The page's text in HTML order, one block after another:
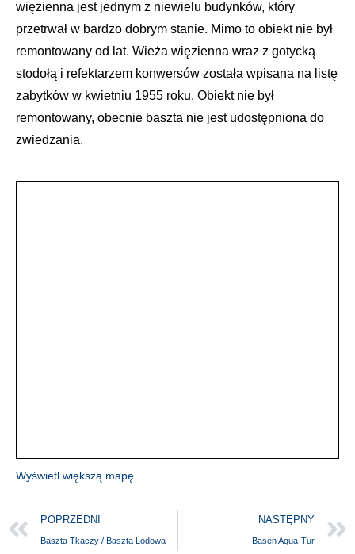
więzienna jest jednym z niewielu budynków, który
przetrwał w bardzo dobrym stanie. Mimo to obiekt nie był
remontowany od lat. Wieża więzienna wraz z gotycką
stodołą i refektarzem konwersów została wpisana na listę
zabytków w kwietniu 1955 roku. Obiekt nie był
remontowany, obecnie baszta nie jest udostępniona do
zwiedzania.
Wyświetl większą mapę
POPRZEDNI
Baszta Tkaczy / Baszta Lodowa
NASTĘPNY
Basen Aqua-Tur